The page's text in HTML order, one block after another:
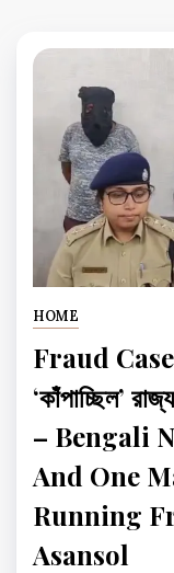
HOME
Fraud Case:
‘কাঁপাচ্ছিল’
– Bengali
And One
Running
Asansol